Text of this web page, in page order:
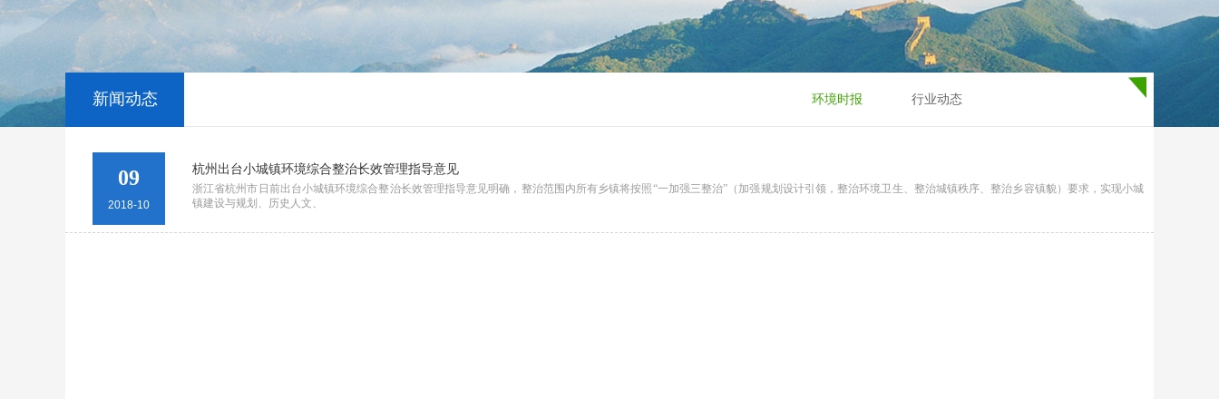
环境时报 行业动态
新闻动态
09
2018-10
杭州出台小城镇环境综合整治长效管理指导意见
浙江省杭州市日前出台小城镇环境综合整治长效管理指导意见明确，整治范围内所有乡镇将按照“一加强三整治”（加强规划设计引领，整治环境卫生、整治城镇秩序、整治乡容镇貌）要求，实现小城
镇建设与规划、历史人文、